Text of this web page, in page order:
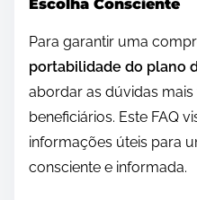
Escolha Consciente
Para garantir uma
portabilidade do plano
abordar as dúvidas
beneficiários. Este FAQ
informações úteis para
consciente e informada.